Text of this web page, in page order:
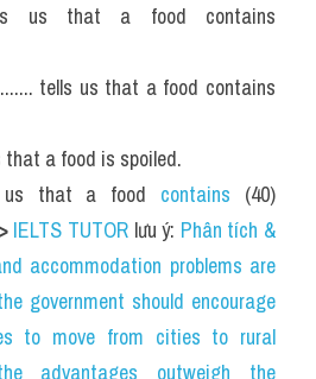
us that a food contains
tells us that a food contains
that a food is spoiled.
us that a food contains (40)
IELTS TUTOR lưu ý: Phân tích &
accommodation problems are
government should encourage
to move from cities to rural
advantages outweigh the